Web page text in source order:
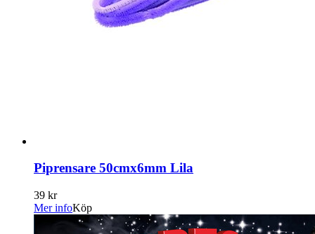
Piprensare 50cmx6mm Lila
39 kr
Mer infoKöp